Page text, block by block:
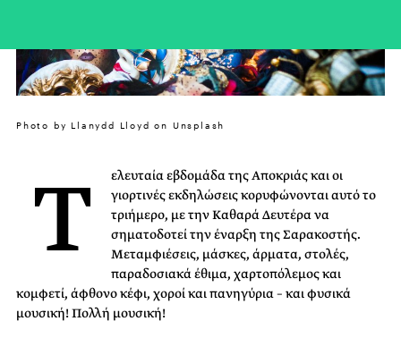
Photo by Llanydd Lloyd on Unsplash
Τ
ελευταία εβδομάδα της Αποκριάς και οι
γιορτινές εκδηλώσεις κορυφώνονται αυτό το
τριήμερο, με την Καθαρά Δευτέρα να
σηματοδοτεί την έναρξη της Σαρακοστής.
Μεταμφιέσεις, μάσκες, άρματα, στολές,
παραδοσιακά έθιμα, χαρτοπόλεμος και
κομφετί, άφθονο κέφι, χοροί και πανηγύρια – και φυσικά
μουσική! Πολλή μουσική!